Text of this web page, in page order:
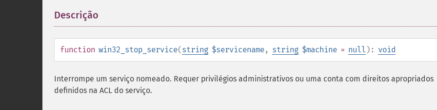
Descrição
function win32_stop_service(string $servicename, string $machine = null ): void
Interrompe um serviço nomeado. Requer privilégios administrativos ou uma conta com direitos apropriados
definidos na ACL do serviço.